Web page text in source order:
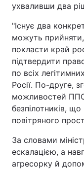
Спорт
Техно і зв'язок
Зброя
Здоров'я
Цікавинки
Екологія
Лонгріди
ухваливши два
"Існує два
можуть
покласти край
підтвердити
по всіх
Росії. По-друге,
можливостей ППО
безпілотників,
повітряного
За словами
ескалацією, а
агресорку й